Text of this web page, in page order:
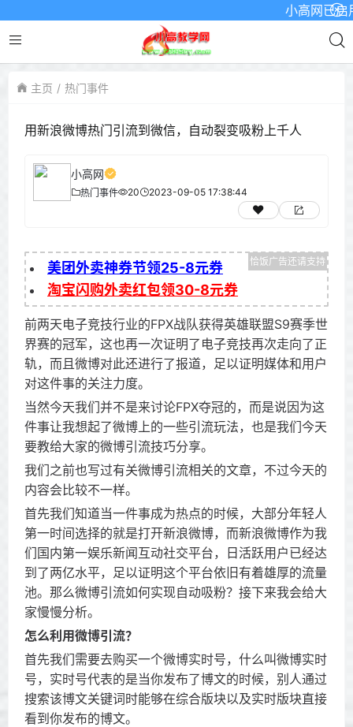
小高网已启用最
主页 热门事件
用新浪微博热门引流到微信，自动裂变吸粉上千人
小高网
热门事件 20 2023-09-05 17:38:44
美团外卖神券节领25-8元券
淘宝闪购外卖红包领30-8元券
前两天电子竞技行业的FPX战队获得英雄联盟S9赛季世
界赛的冠军，这也再一次证明了电子竞技再次走向了正
轨，而且微博对此还进行了报道，足以证明媒体和用户
对这件事的关注力度。
当然今天我们并不是来讨论FPX夺冠的，而是说因为这
件事让我想起了微博上的一些引流玩法，也是我们今天
要教给大家的微博引流技巧分享。
我们之前也写过有关微博引流相关的文章，不过今天的
内容会比较不一样。
首先我们知道当一件事成为热点的时候，大部分年轻人
第一时间选择的就是打开新浪微博，而新浪微博作为我
们国内第一娱乐新闻互动社交平台，日活跃用户已经达
到了两亿水平，足以证明这个平台依旧有着雄厚的流量
池。那么微博引流如何实现自动吸粉？接下来我会给大
家慢慢分析。
怎么利用微博引流？
首先我们需要去购买一个微博实时号，什么叫微博实时
号，实时号代表的是当你发布了博文的时候，别人通过
搜索该博文关键词时能够在综合版块以及实时版块直接
看到你发布的博文。